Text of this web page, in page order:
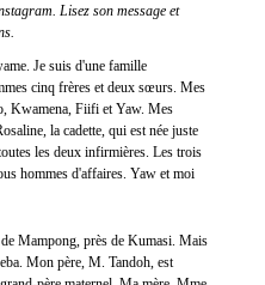
Lisez son message et
Je suis d'une famille
cinq frères et deux sœurs. Mes
Kwamena, Fiifi et Yaw. Mes
la cadette, qui est née juste
les deux infirmières. Les trois
hommes d'affaires. Yaw et moi
Mampong, près de Kumasi. Mais
Mon père, M. Tandoh, est